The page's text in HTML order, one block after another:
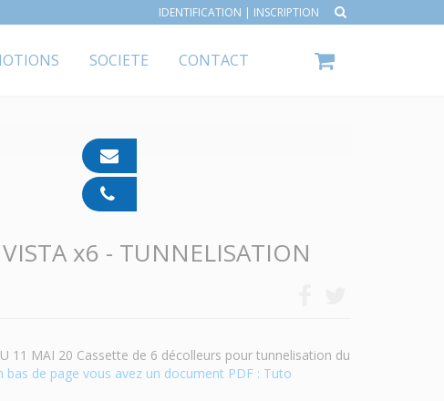
IDENTIFICATION | INSCRIPTION
SOCIETE CONTACT
x6 - TUNNELISATION
11 MAI 20 Cassette de 6 décolleurs pour tunnelisation du
bas de page vous avez un document PDF : Tuto
pharma.com
91
05
55